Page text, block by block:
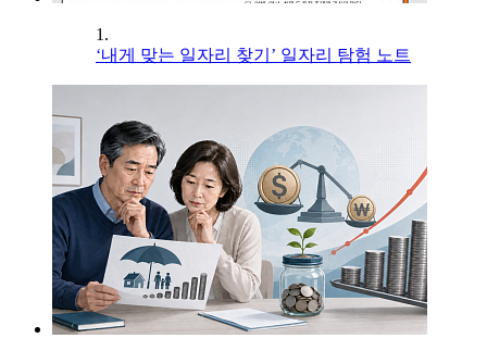
1.
‘내게 맞는 일자리 찾기’ 일자리 탐험 노트